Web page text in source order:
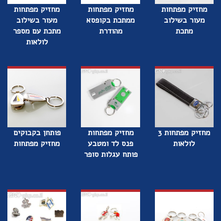
מחזיק מפתחות
מעור בשילוב
מתכת
מחזיק מפתחות
ממתכת בקופסא
מהודרת
מחזיק מפתחות
מעור בשילוב
מתכת עם מספר
לולאות
מחזיק מפתחות 3
לולאות
מחזיק מפתחות
פנס לד ומטבע
פותח עגלות סופר
פותחן בקבוקים
מחזיק מפתחות